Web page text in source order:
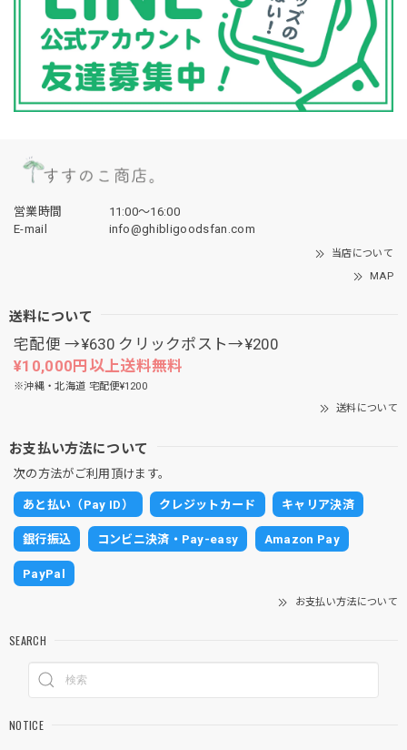
営業時間
11:00〜16:00
E-mail
info@ghibligoodsfan.com
当店について
MAP
送料について
宅配便 →¥630 クリックポスト→¥200
¥10,000円以上送料無料
※沖縄・北海道 宅配便¥1200
送料について
お支払い方法について
次の方法がご利用頂けます。
あと払い（Pay ID） クレジットカード キャリア決済
銀行振込 コンビニ決済・Pay-easy Amazon Pay
PayPal
お支払い方法について
SEARCH
NOTICE